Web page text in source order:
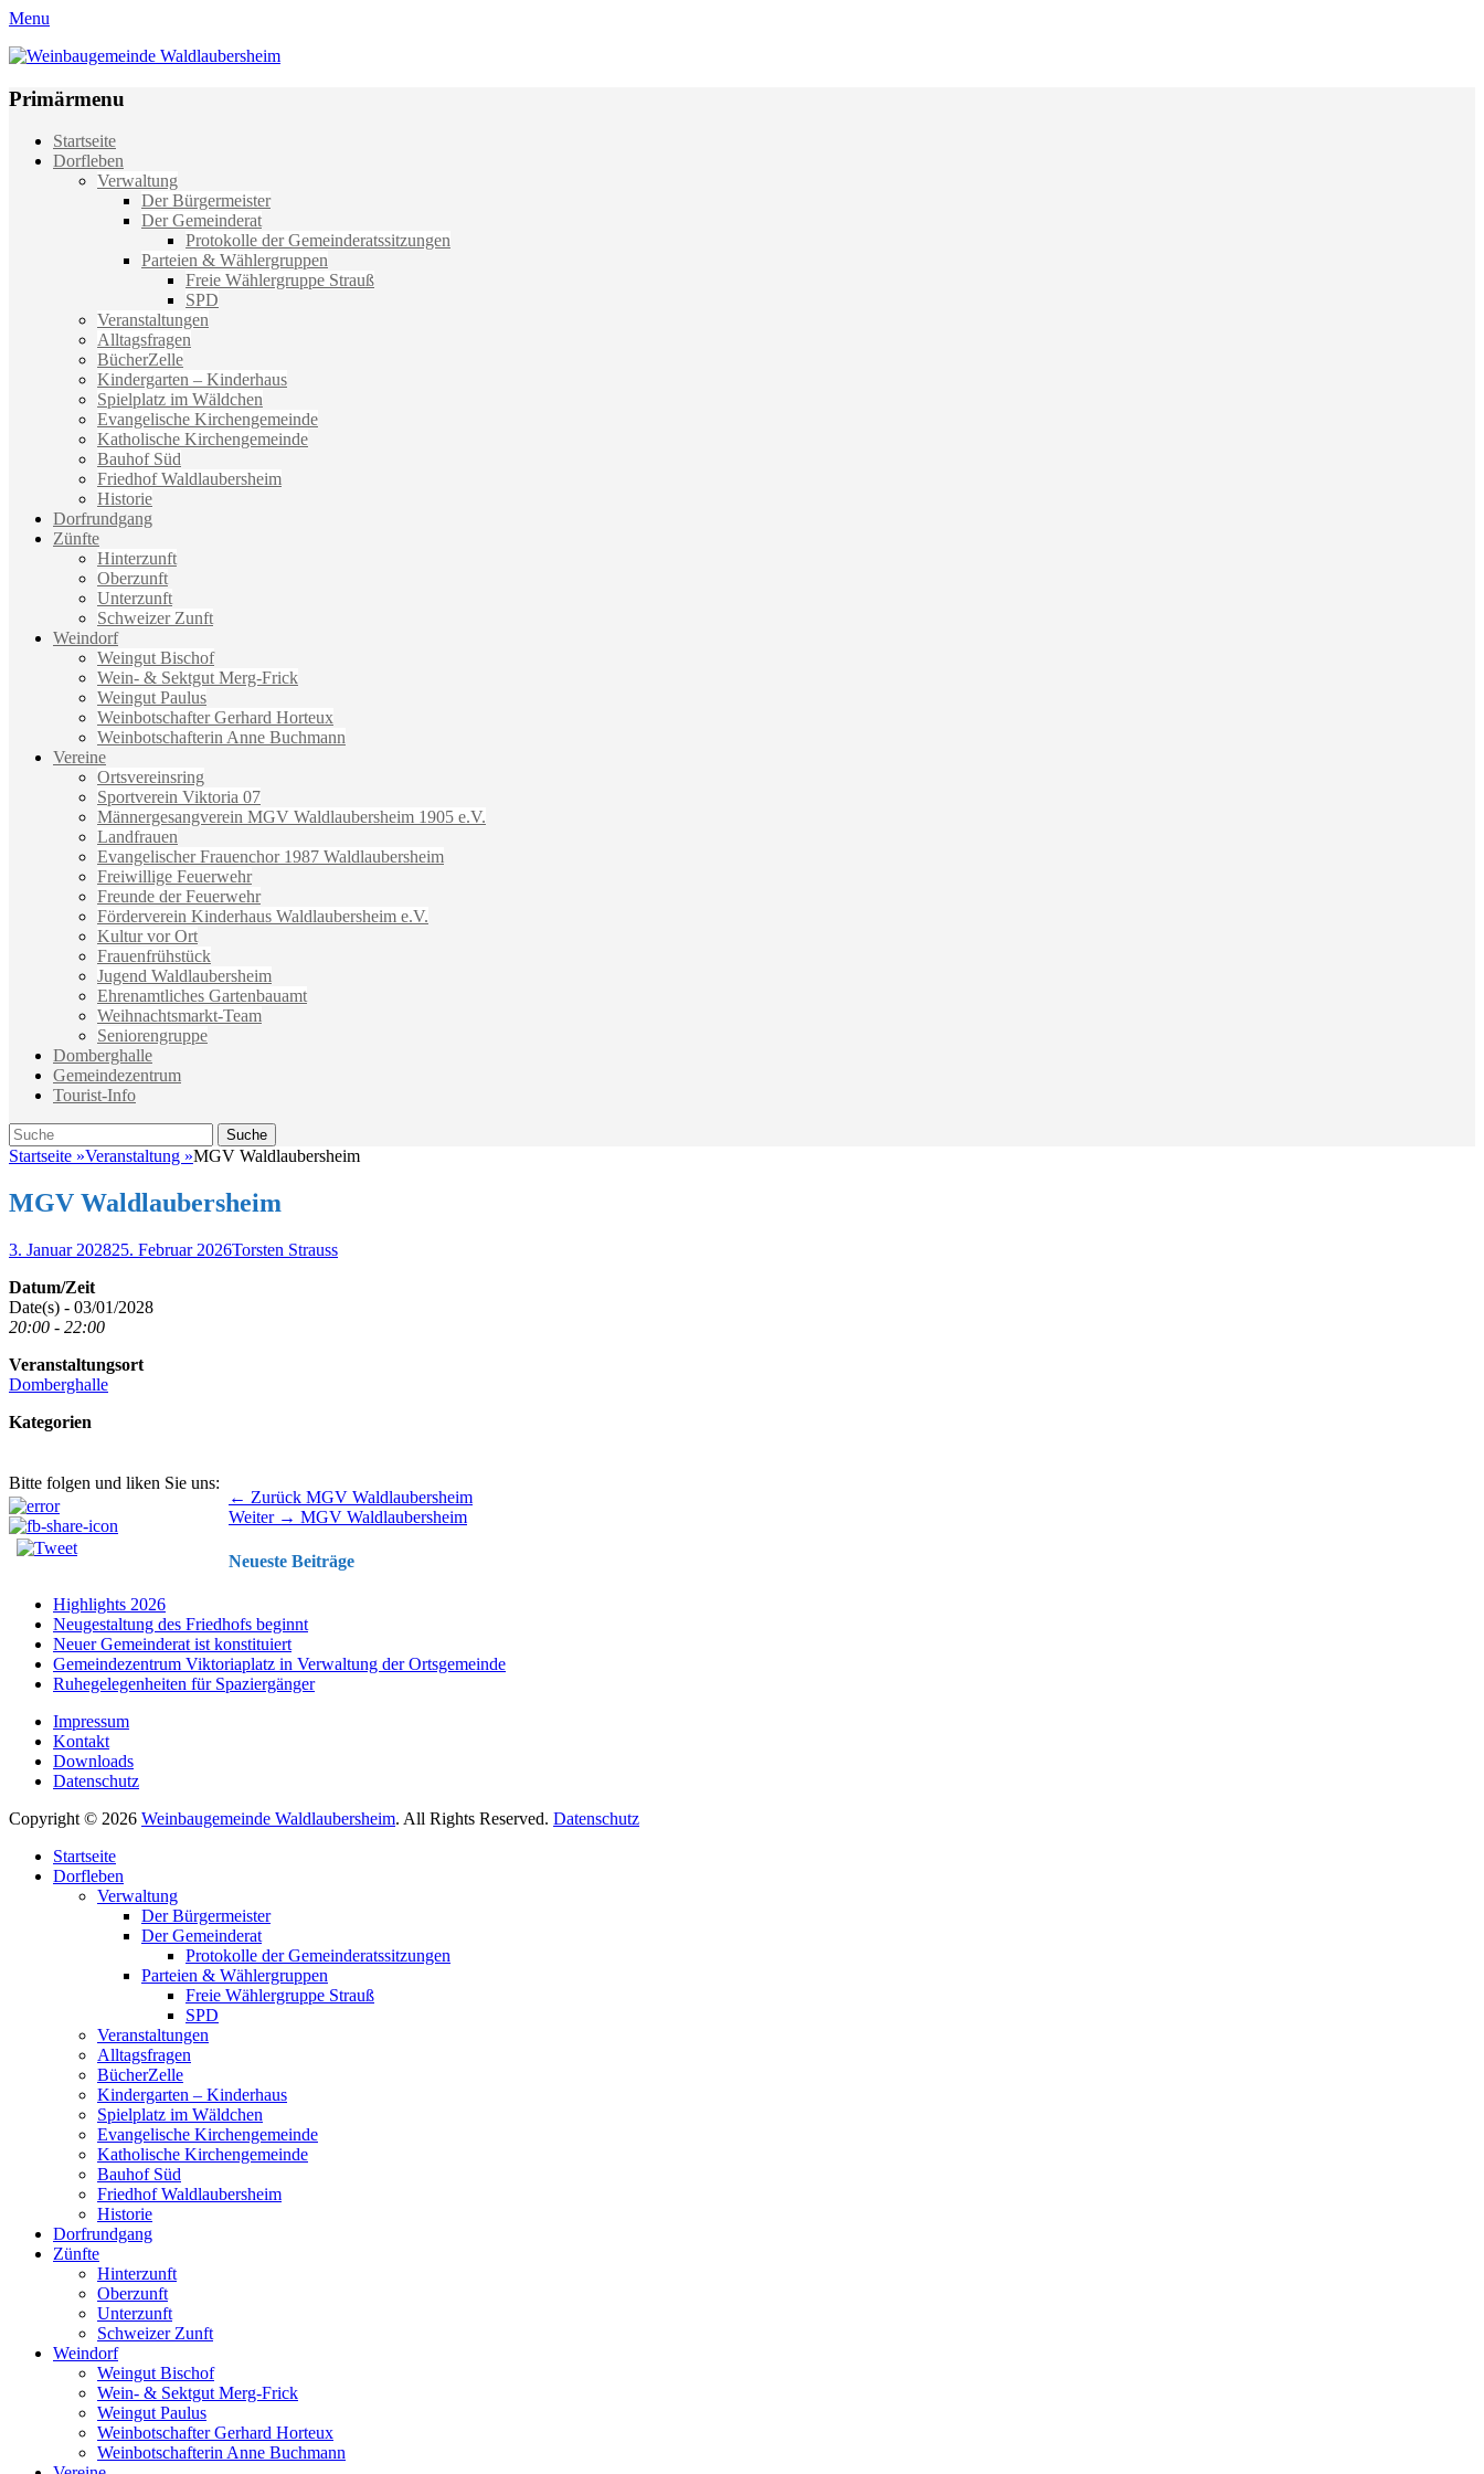
Menu
Weinbaugemeinde Waldlaubersheim
Primärmenu
Weiter
zum
Startseite
Dorfleben
Verwaltung
Der Bürgermeister
Der Gemeinderat
Protokolle der Gemeinderatssitzungen
Parteien & Wählergruppen
Freie Wählergruppe Strauß
SPD
Veranstaltungen
Alltagsfragen
BücherZelle
Kindergarten – Kinderhaus
Spielplatz im Wäldchen
Evangelische Kirchengemeinde
Katholische Kirchengemeinde
Bauhof Süd
Friedhof Waldlaubersheim
Historie
Dorfrundgang
Zünfte
Hinterzunft
Oberzunft
Unterzunft
Schweizer Zunft
Weindorf
Weingut Bischof
Wein- & Sektgut Merg-Frick
Weingut Paulus
Weinbotschafter Gerhard Horteux
Weinbotschafterin Anne Buchmann
Vereine
Ortsvereinsring
Sportverein Viktoria 07
Männergesangverein MGV Waldlaubersheim 1905 e.V.
Landfrauen
Evangelischer Frauenchor 1987 Waldlaubersheim
Freiwillige Feuerwehr
Freunde der Feuerwehr
Förderverein Kinderhaus Waldlaubersheim e.V.
Kultur vor Ort
Frauenfrühstück
Jugend Waldlaubersheim
Ehrenamtliches Gartenbauamt
Weihnachtsmarkt-Team
Seniorengruppe
Domberghalle
Gemeindezentrum
Tourist-Info
Suche
Suche
nach:
Startseite »Veranstaltung »MGV Waldlaubersheim
MGV Waldlaubersheim
Veröffentlicht
3. Januar 202825. Februar 2026Autor
Torsten Strauss
Datum/Zeit
Date(s) - 03/01/2028
20:00 - 22:00
Veranstaltungsort
Domberghalle
Kategorien
Bitte folgen und liken Sie uns:
Beitragsnavigation ← Zurück Vorhergehender
Beitrag:
MGV Waldlaubersheim
Weiter → Nächster
MGV Waldlaubersheim
Neueste Beiträge
Highlights 2026
Neugestaltung des Friedhofs beginnt
Neuer Gemeinderat ist konstituiert
Gemeindezentrum Viktoriaplatz in Verwaltung der Ortsgemeinde
Ruhegelegenheiten für Spaziergänger
Impressum
Kontakt
Downloads
Datenschutz
Copyright © 2026 Weinbaugemeinde Waldlaubersheim. All Rights Reserved. Datenschutz
oben
scrollen
Startseite
Dorfleben
Verwaltung
Der Bürgermeister
Der Gemeinderat
Protokolle der Gemeinderatssitzungen
Parteien & Wählergruppen
Freie Wählergruppe Strauß
SPD
Veranstaltungen
Alltagsfragen
BücherZelle
Kindergarten – Kinderhaus
Spielplatz im Wäldchen
Evangelische Kirchengemeinde
Katholische Kirchengemeinde
Bauhof Süd
Friedhof Waldlaubersheim
Historie
Dorfrundgang
Zünfte
Hinterzunft
Oberzunft
Unterzunft
Schweizer Zunft
Weindorf
Weingut Bischof
Wein- & Sektgut Merg-Frick
Weingut Paulus
Weinbotschafter Gerhard Horteux
Weinbotschafterin Anne Buchmann